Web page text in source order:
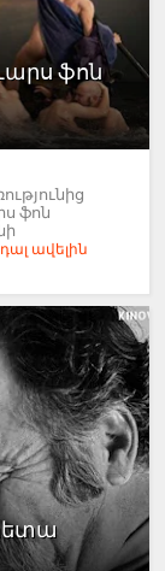
Լարս ֆոն
ֆոն
ավելին